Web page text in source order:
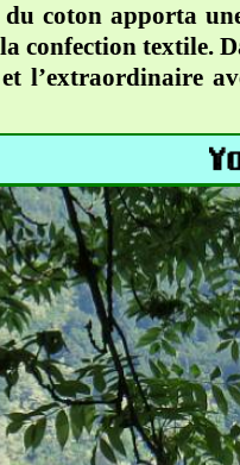
coton apporta
confection textile.
l’extraordinaire